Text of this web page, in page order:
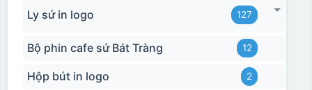
Ly sứ in logo 127
Bộ phin cafe sứ Bát Tràng 12
Hộp bút in logo 2